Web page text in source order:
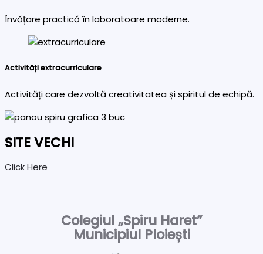
Învățare practică în laboratoare moderne.
Activități extracurriculare
Activități care dezvoltă creativitatea și spiritul de echipă.
SITE VECHI
Click Here
Colegiul „Spiru Haret”
Municipiul Ploiești